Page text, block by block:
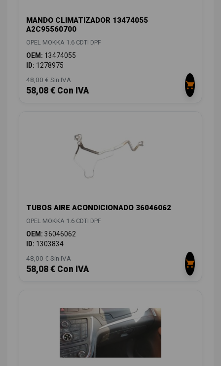
MANDO CLIMATIZADOR 13474055
A2C95560700
OPEL MOKKA 1.6 CDTI DPF
OEM: 13474055
ID: 1278975
48,00 € Sin IVA
58,08 € Con IVA
TUBOS AIRE ACONDICIONADO 36046062
OPEL MOKKA 1.6 CDTI DPF
OEM: 36046062
ID: 1303834
48,00 € Sin IVA
58,08 € Con IVA